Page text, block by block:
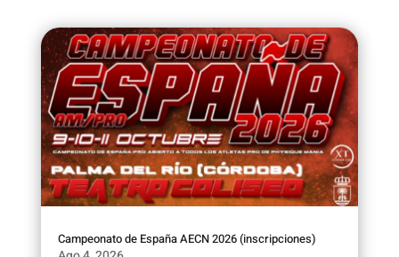
Campeonato de España AECN 2026 (inscripciones)